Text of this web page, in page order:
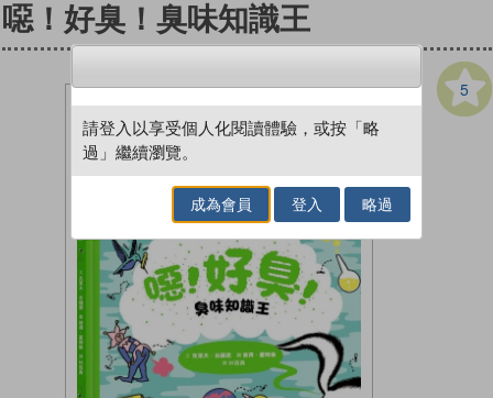
噁！好臭！臭味知識王
5
請登入以享受個人化閱讀體驗，或按「略
過」繼續瀏覽。
成為會員 登入 略過